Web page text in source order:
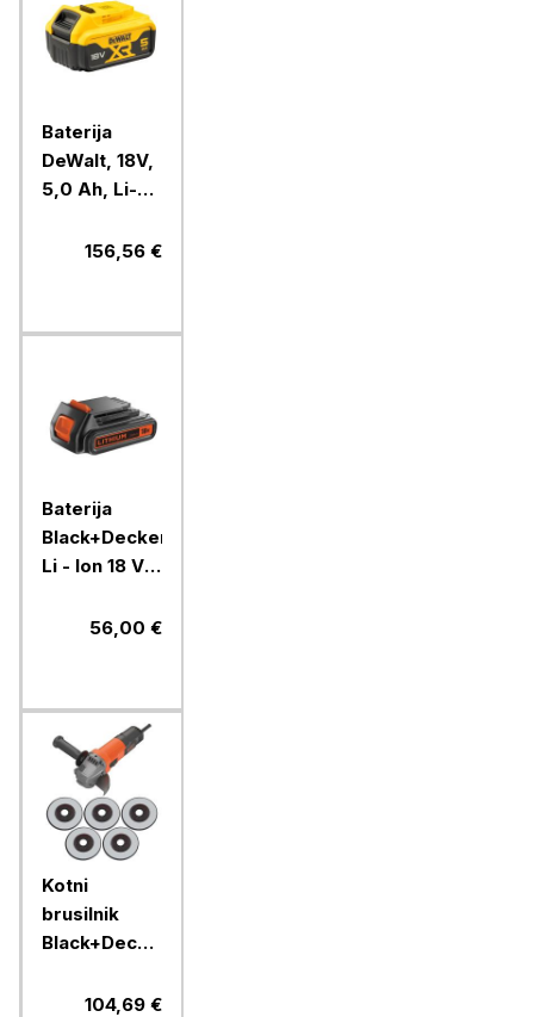
Baterija
DeWalt, 18V,
5,0 Ah, Li-
156,56 €
Baterija
Black+Decker,
Li - Ion 18 V
56,00 €
Kotni
brusilnik
Black+Decker
750 W, 115
104,69 €